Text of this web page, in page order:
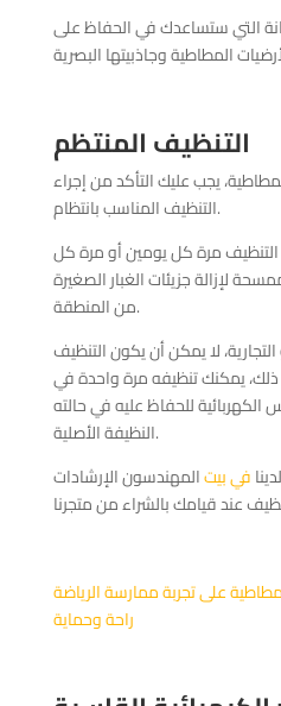
التي ستساعدك في الحفاظ على
التنظيف المنتظم
يجب عليك التأكد من إجراء
التنظيف المناسب بانتظام.
مرة كل يومين أو مرة كل
لإزالة جزيئات الغبار الصغيرة
من المنطقة.
لا يمكن أن يكون التنظيف
ذلك، يمكنك تنظيفه مرة واحدة في
الكهربائية للحفاظ عليه في حالته
النظيفة الأصلية.
في بيتالمهندسون الإرشادات
على تجربة ممارسة الرياضة
راحة وحماية